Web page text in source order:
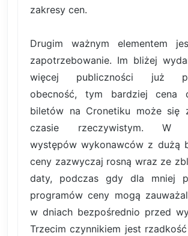
zakresy cen.
Drugim ważnym elementem
zapotrzebowanie. Im bliżej
więcej publiczności już
obecność, tym bardziej cena
biletów na Cronetiku może się
czasie rzeczywistym. W
występów wykonawców z dużą
ceny zazwyczaj rosną wraz ze
daty, podczas gdy dla mniej
programów ceny mogą
w dniach bezpośrednio przed
Trzecim czynnikiem jest